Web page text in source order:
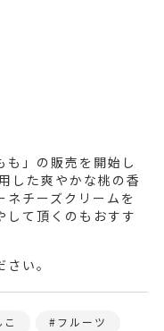
」の販売を開始し
した爽やかな桃の香
ネチーズクリームを
して頂くのもおすす
い。
フルーツ